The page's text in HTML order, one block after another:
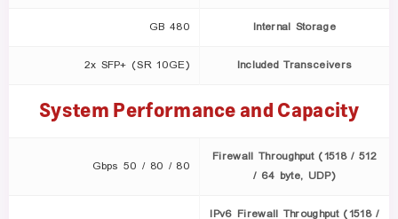
Internal Storage
480 GB
Included Transceivers
2x SFP+ (SR 10GE)
System Performance and Capacity
Firewall Throughput (1518 / 512
/ 64 byte, UDP)
80 / 80 / 50 Gbps
IPv6 Firewall Throughput (1518 /